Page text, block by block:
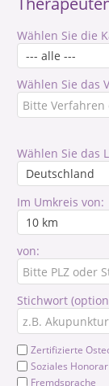
Wählen Sie die
Wählen Sie das
Wählen Sie das
Im Umkreis von:
von:
Stichwort
Zertifizierte
Soziales Honorar
Fremdsprache